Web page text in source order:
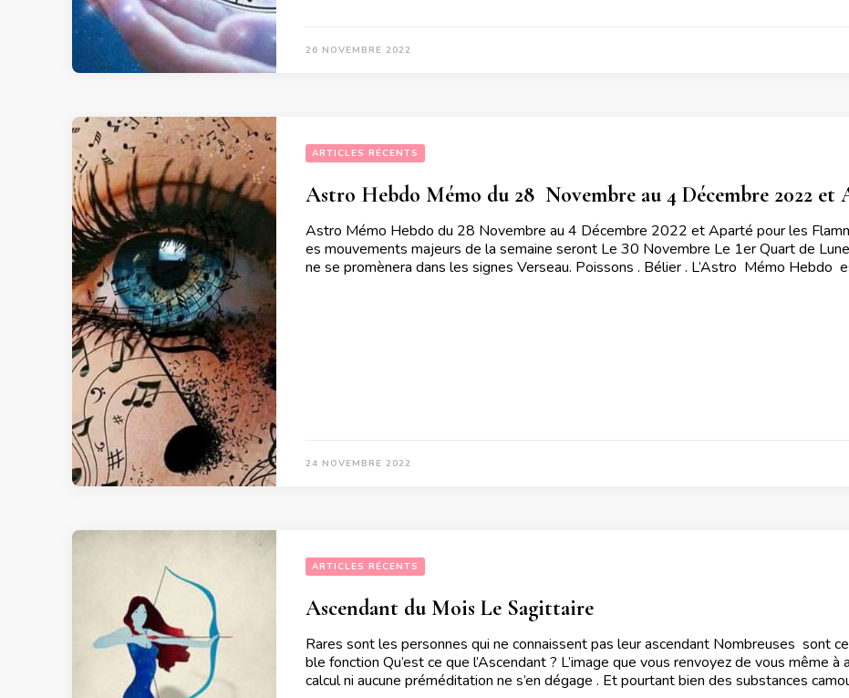
26 NOVEMBRE 2022
ARTICLES RÉCENTS
Astro Hebdo Mémo du 28  Novembre au 4 Décembre 2022 et
Astro Mémo Hebdo du 28 Novembre au 4 Décembre 2022 et Aparté pour les
es mouvements majeurs de la semaine seront Le 30 Novembre Le 1er Quart de
ne se promènera dans les signes Verseau. Poissons . Bélier . L’Astro Mémo Hebdo
24 NOVEMBRE 2022
ARTICLES RÉCENTS
Ascendant du Mois Le Sagittaire
Rares sont les personnes qui ne connaissent pas leur ascendant Nombreuses sont
ble fonction Qu’est ce que l’Ascendant ? L’image que vous renvoyez de vous même
calcul ni aucune préméditation ne s’en dégage . Et pourtant bien des substances